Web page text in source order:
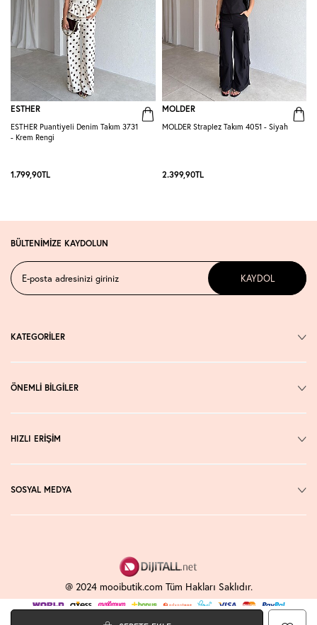
ESTHER
ESTHER Puantiyeli Denim Takım 3731
- Krem Rengi
1.799,90TL
MOLDER
MOLDER Straplez Takım 4051 - Siyah
2.399,90TL
BÜLTENİMİZE KAYDOLUN
KAYDOL
KATEGORİLER
ÖNEMLİ BİLGİLER
HIZLI ERİŞİM
SOSYAL MEDYA
@ 2024 mooibutik.com Tüm Hakları Saklıdır.